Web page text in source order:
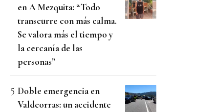
en A Mezquita: “Todo
transcurre con más calma.
Se valora más el tiempo y
la cercanía de las
personas”
Doble emergencia en
Valdeorras: un accidente